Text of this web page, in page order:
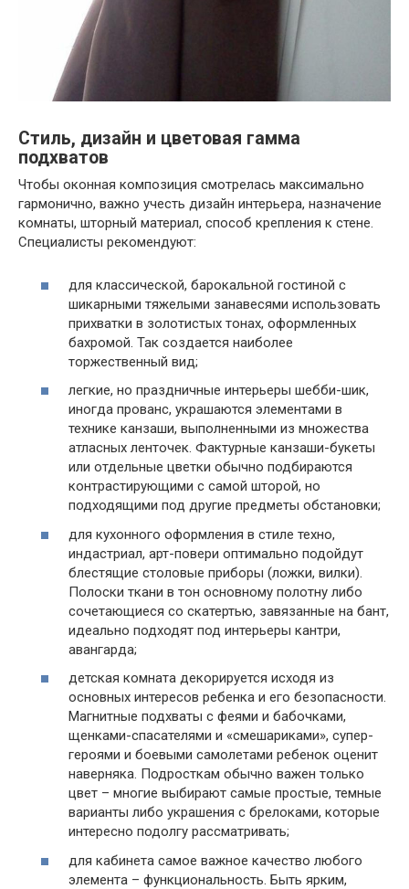
Стиль, дизайн и цветовая гамма
подхватов
Чтобы оконная композиция смотрелась максимально
гармонично, важно учесть дизайн интерьера, назначение
комнаты, шторный материал, способ крепления к стене.
Специалисты рекомендуют:
для классической, барокальной гостиной с
шикарными тяжелыми занавесями использовать
прихватки в золотистых тонах, оформленных
бахромой. Так создается наиболее
торжественный вид;
легкие, но праздничные интерьеры шебби-шик,
иногда прованс, украшаются элементами в
технике канзаши, выполненными из множества
атласных ленточек. Фактурные канзаши-букеты
или отдельные цветки обычно подбираются
контрастирующими с самой шторой, но
подходящими под другие предметы обстановки;
для кухонного оформления в стиле техно,
индастриал, арт-повери оптимально подойдут
блестящие столовые приборы (ложки, вилки).
Полоски ткани в тон основному полотну либо
сочетающиеся со скатертью, завязанные на бант,
идеально подходят под интерьеры кантри,
авангарда;
детская комната декорируется исходя из
основных интересов ребенка и его безопасности.
Магнитные подхваты с феями и бабочками,
щенками-спасателями и «смешариками», супер-
героями и боевыми самолетами ребенок оценит
наверняка. Подросткам обычно важен только
цвет – многие выбирают самые простые, темные
варианты либо украшения с брелоками, которые
интересно подолгу рассматривать;
для кабинета самое важное качество любого
элемента – функциональность. Быть ярким,